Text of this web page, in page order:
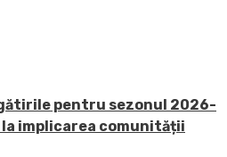
pentru sezonul 2026-
implicarea comunității